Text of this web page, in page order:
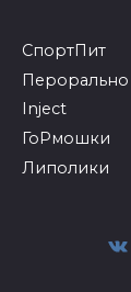
СпортПит
Перорально
Inject
ГоРмошки
Липолики